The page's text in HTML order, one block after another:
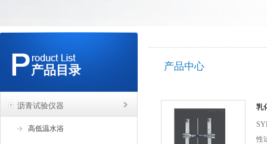
产品目录
沥青试验仪器
高低温水浴
产品中心
乳
性